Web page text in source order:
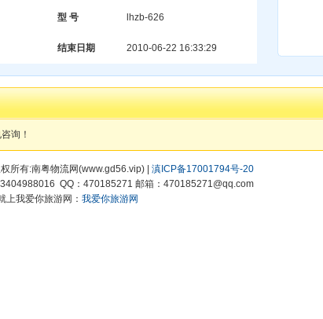
型 号 lhzb-626
结束日期 2010-06-22 16:33:29
询！
所有:南粤物流网(www.gd56.vip) | 滇ICP备17001794号-20
QQ：470185271 邮箱：470185271@qq.com
上我爱你旅游网： 我爱你旅游网